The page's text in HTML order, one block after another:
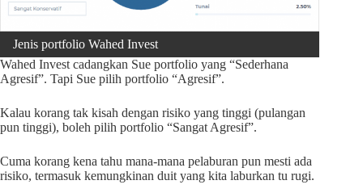
Jenis portfolio Wahed Invest
Wahed Invest cadangkan Sue portfolio yang “Sederhana
Agresif”. Tapi Sue pilih portfolio “Agresif”.
Kalau korang tak kisah dengan risiko yang tinggi (pulangan
pun tinggi), boleh pilih portfolio “Sangat Agresif”.
Cuma korang kena tahu mana-mana pelaburan pun mesti ada
risiko, termasuk kemungkinan duit yang kita laburkan tu rugi.